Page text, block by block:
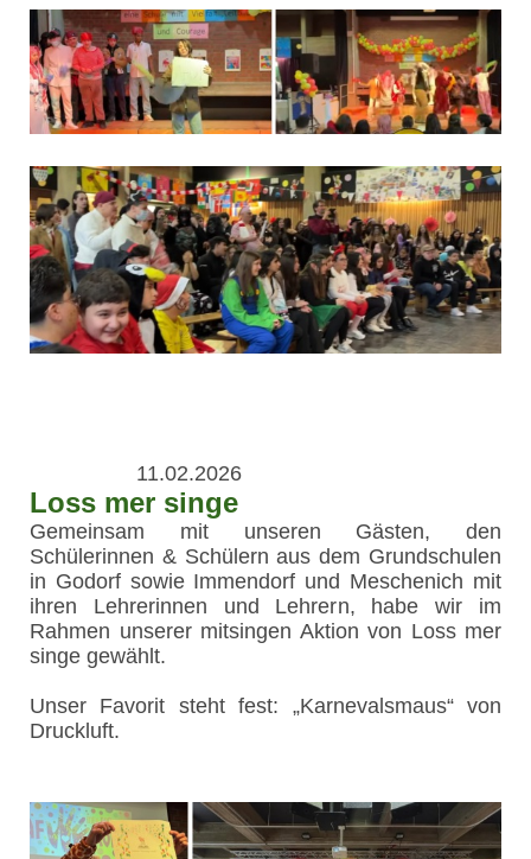
11.02.2026
Loss mer singe
Gemeinsam mit unseren Gästen, den
Schülerinnen & Schülern aus dem Grundschulen
in Godorf sowie Immendorf und Meschenich mit
ihren Lehrerinnen und Lehrern, habe wir im
Rahmen unserer mitsingen Aktion von Loss mer
singe gewählt.
Unser Favorit steht fest: „Karnevalsmaus“ von
Druckluft.